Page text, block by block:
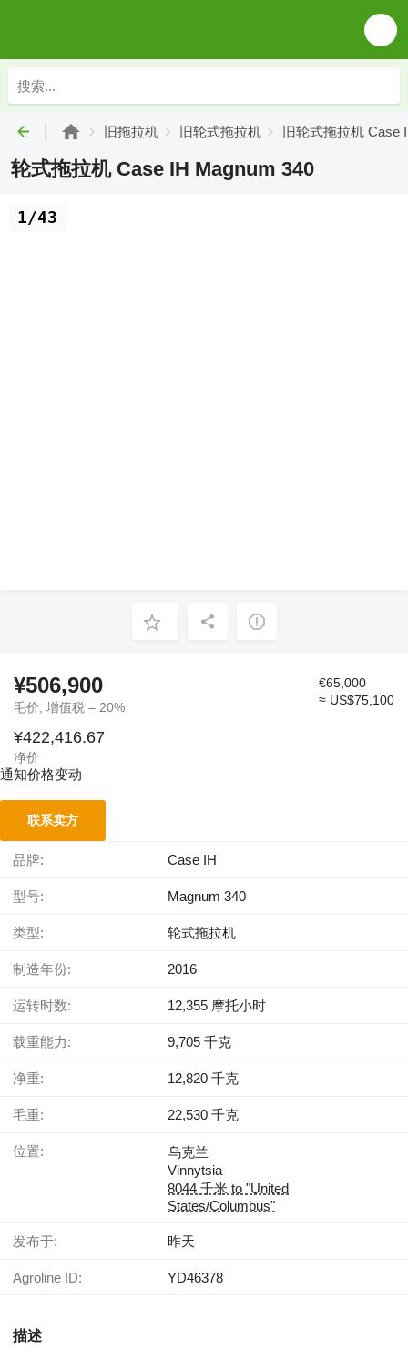
旧拖拉机 旧轮式拖拉机 旧轮式拖拉机 Case
轮式拖拉机 Case IH Magnum 340
1/43
¥506,900
毛价, 增值税 – 20%
€65,000
≈ US$75,100
¥422,416.67
净价
通知价格变动
联系卖方
品牌: Case IH
型号: Magnum 340
类型: 轮式拖拉机
制造年份: 2016
运转时数: 12,355 摩托小时
载重能力: 9,705 千克
净重: 12,820 千克
毛重: 22,530 千克
位置:
乌克兰
Vinnytsia
8044 千米 to "United
States/Columbus"
发布于: 昨天
Agroline ID: YD46378
描述